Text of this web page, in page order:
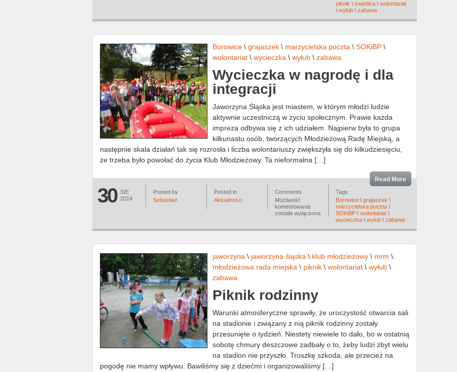
piknik \ świetlica \ wolontariat
\ wyłub \ zabawa
Borowice \ grajaszek \ marzycielska poczta \ SOKiBP \
wolontariat \ wycieczka \ wyłub \ zabawa
Wycieczka w nagrodę i dla
integracji
Jaworzyna Śląska jest miastem, w którym młodzi ludzie
aktywnie uczestniczą w życiu społecznym. Prawie każda
impreza odbywa się z ich udziałem. Najpierw była to grupa
kilkunastu osób, tworzących Młodzieżową Radę Miejską, a
następnie skala działań tak się rozrosła i liczba wolontariuszy zwiększyła się do kilkudziesięciu,
że trzeba było powołać do życia Klub Młodzieżowy. Ta nieformalna […]
30 SIE
2014
Posted by
Sebastian
Posted in
Aktualności
Comments
Możliwość
komentowaniaWycieczka
w
dla
została wyłączona
Tags
Borowice \ grajaszek \
marzycielska poczta \
SOKiBP \ wolontariat \
wycieczka \ wyłub \ zabawa
Read More
jaworzyna \ jaworzyna śląska \ klub młodzieżowy \ mrm \
młodzieżowa rada miejska \ piknik \ wolontariat \ wyłub \
zabawa
Piknik rodzinny
Warunki atmosferyczne sprawiły, że uroczystość otwarcia sali
na stadionie i związany z nią piknik rodzinny zostały
przesunięte o tydzień. Niestety niewiele to dało, bo w ostatnią
sobotę chmury deszczowe zadbały o to, żeby ludzi zbyt wielu
na stadion nie przyszło. Troszkę szkoda, ale przecież na
pogodę nie mamy wpływu. Bawiliśmy się z dziećmi i organizowaliśmy […]